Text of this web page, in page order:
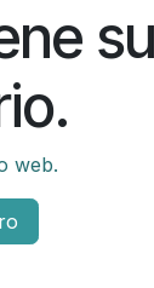
web.